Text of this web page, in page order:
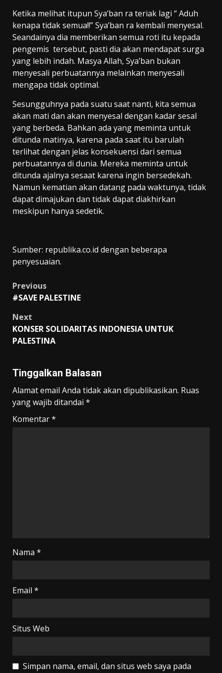
Ketika melihat itupun Sya’ban ra teriak lagi “ Aduh
kenapa tidak semua!!” Sya’ban ra kembali menyesal.
Seandainya dia memberikan semua roti itu kepada
pengemis tersebut, pasti dia akan mendapat surga
yang lebih indah. Masya Allah, Sya’ban bukan
menyesali perbuatannya melainkan menyesali
mengapa tidak optimal.
Sesungguhnya pada suatu saat nanti, kita semua
akan mati dan akan menyesal dengan kadar sesal
yang berbeda. Bahkan ada yang meminta untuk
ditunda matinya, karena pada saat itu barulah
terlihat dengan jelas konsekuensi dari semua
perbuatannya di dunia. Mereka meminta untuk
ditunda ajalnya sesaat karena ingin bersedekah.
Namun kematian akan datang pada waktunya, tidak
dapat dimajukan dan tidak dapat diakhirkan
meskipun hanya sedetik.
Sumber: republika.co.id dengan beberapa
penyesuaian.
Post
Previous
#SAVE PALESTINE
Next
KONSER SOLIDARITAS INDONESIA UNTUK
PALESTINA
Tinggalkan Balasan
Alamat email Anda tidak akan dipublikasikan. Ruas
yang wajib ditandai *
Komentar*
Nama *
Email *
Situs Web
Simpan nama, email, dan situs web saya pada